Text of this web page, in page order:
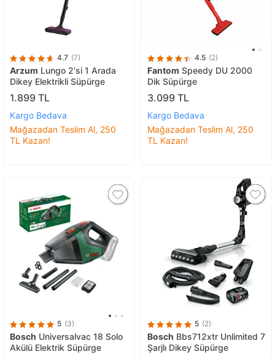
4.7 (7)
Arzum Lungo 2'si 1 Arada
Dikey Elektrikli Süpürge
1.899 TL
Kargo Bedava
Mağazadan Teslim Al, 250
TL Kazan!
4.5 (2)
Fantom Speedy DU 2000
Dik Süpürge
3.099 TL
Kargo Bedava
Mağazadan Teslim Al, 250
TL Kazan!
5 (3)
Bosch Universalvac 18 Solo
Akülü Elektrik Süpürge
5 (2)
Bosch Bbs712xtr Unlimited 7
Şarjlı Dikey Süpürge